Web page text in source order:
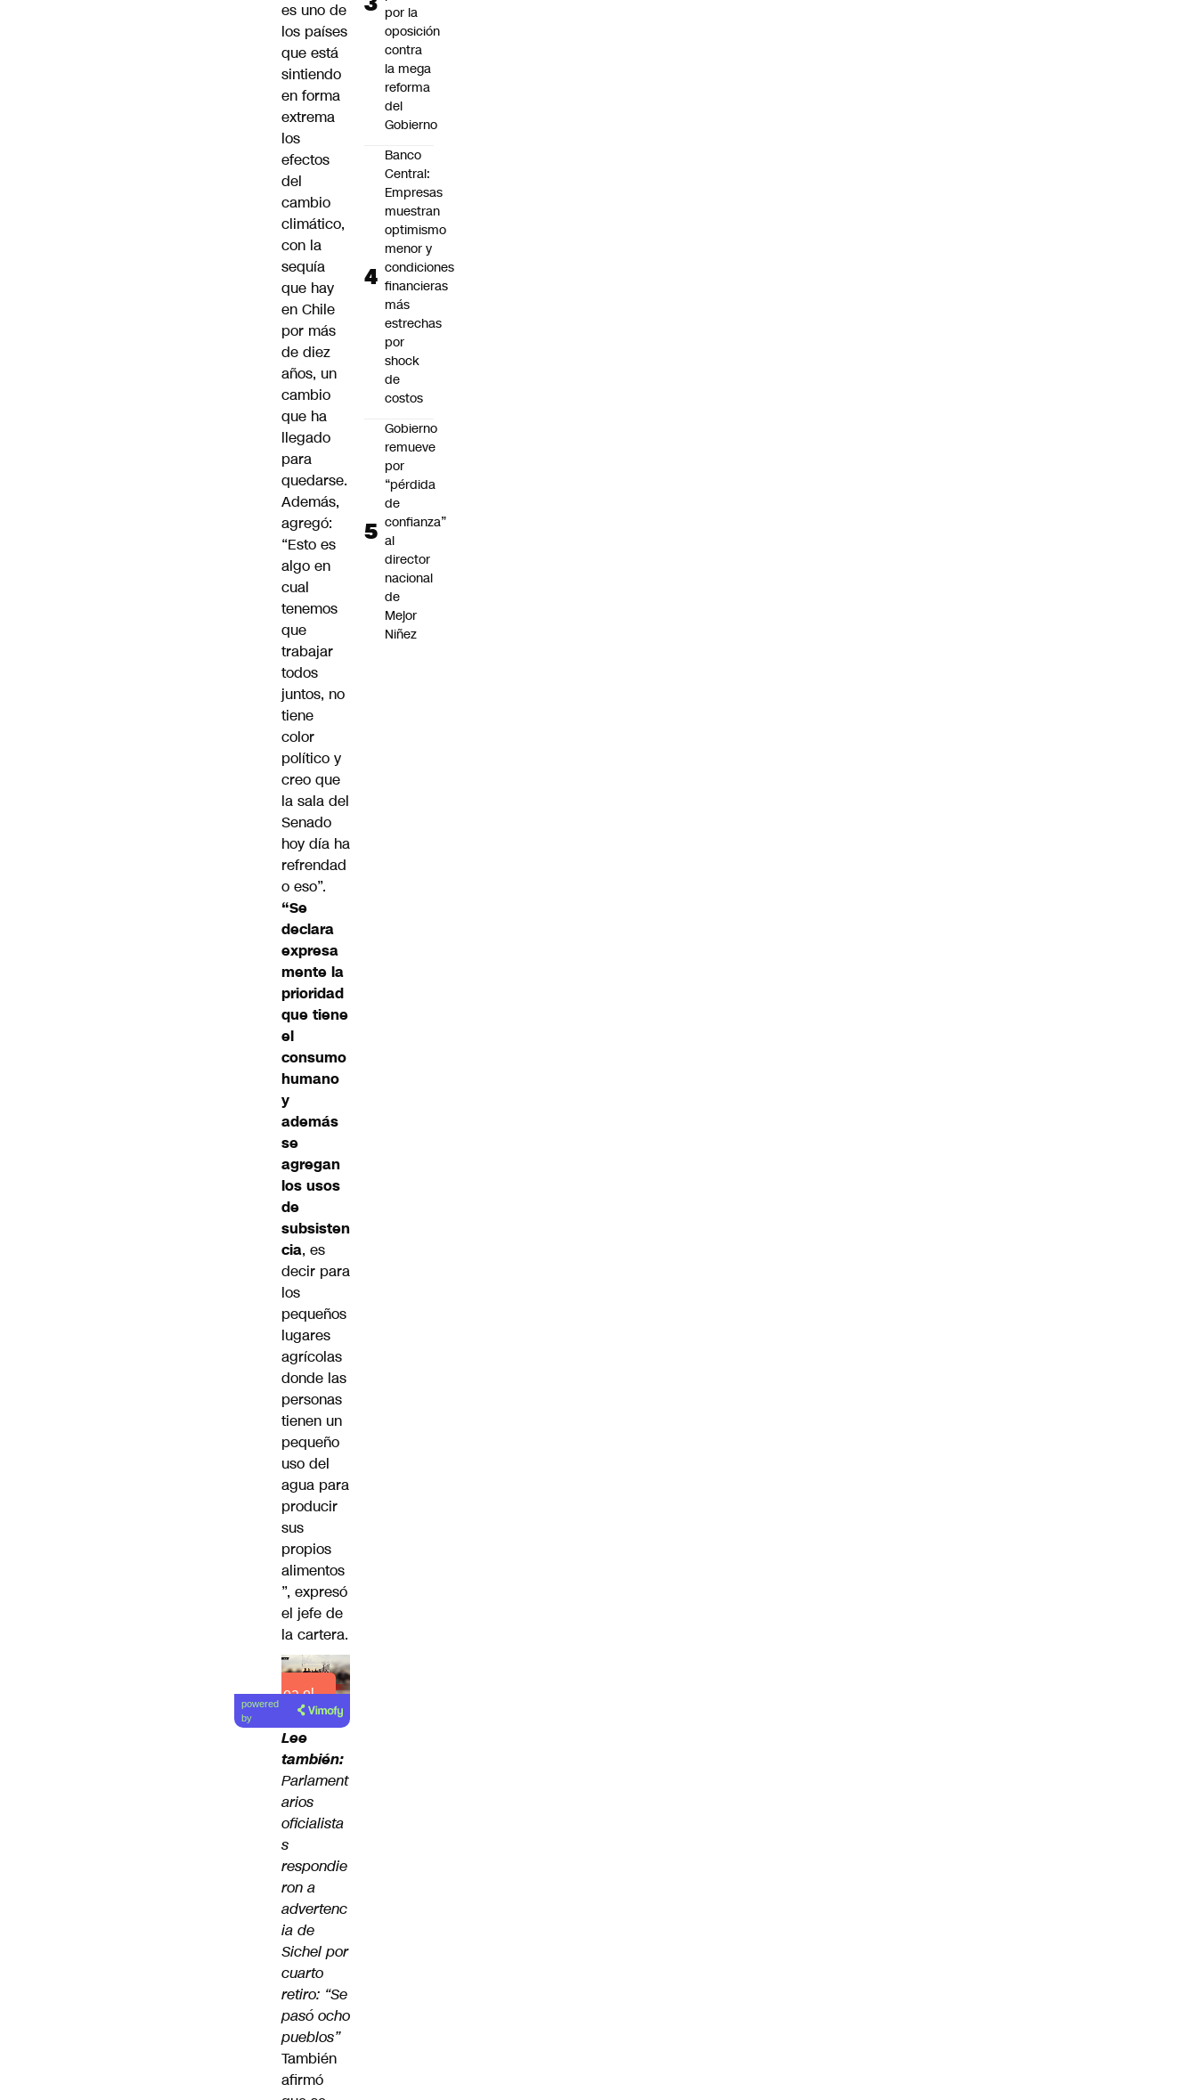
es uno de
los países
que está
sintiendo
en forma
extrema
los
efectos
del
cambio
climático,
con la
sequía
que hay
en Chile
por más
de diez
años, un
cambio
que ha
llegado
para
quedarse.
Además,
agregó:
“Esto es
algo en
cual
tenemos
que
trabajar
todos
juntos, no
tiene
color
político y
creo que
la sala del
Senado
hoy día ha
refrendad
o eso”.
“Se
declara
expresa
mente la
prioridad
que tiene
el
consumo
humano
y
además
se
agregan
los usos
de
subsisten
cia, es
decir para
los
pequeños
lugares
agrícolas
donde las
personas
tienen un
pequeño
uso del
agua para
producir
sus
propios
alimentos
”, expresó
el jefe de
la cartera.
Lea el
artículo
powered
by
Lee
también:
Parlament
arios
oficialista
s
respondie
ron a
advertenc
ia de
Sichel por
cuarto
retiro: “Se
pasó ocho
pueblos”
También
afirmó
por la
oposición
contra
la mega
reforma
del
Gobierno
Banco
Central:
Empresas
muestran
optimismo
menor y
condiciones
financieras
más
estrechas
por
shock
de
costos
Gobierno
remueve
por
“pérdida
de
confianza”
al
director
nacional
de
Mejor
Niñez